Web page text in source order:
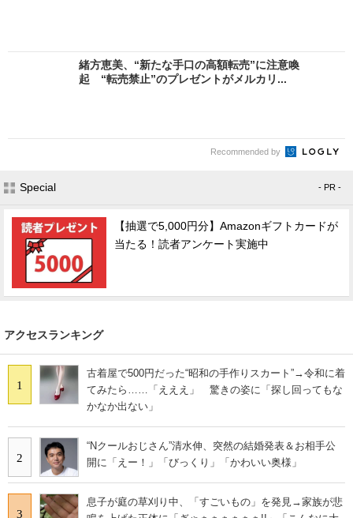
緒方恵美、“新たな手口の高額転売”に注意喚
起 “転売禁止”のプレゼントがメルカリ...
Recommended by
Special - PR -
【抽選で5,000円分】Amazonギフトカードが
当たる！読者アンケート実施中
アクセスランキング
1
古着屋で500円だった“昭和の手作りスカート”→令和に着
てみたら……「えええ」 驚きの姿に「探し回ってもな
かなか出ない」
2
“Nクールおじさん”清水伸、突然の結婚発表＆お相手公
開に「えー！」「びっくり」「かわいい奥様」
3
息子が庭の草刈り中、「すごいもの」を発見→家族が悲